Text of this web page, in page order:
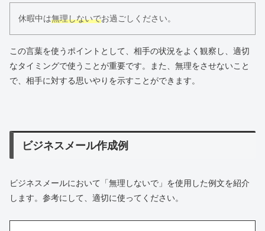
休暇中は無理しないでお過ごしください。
この言葉を使うポイントとして、相手の状況をよく観察し、適切
なタイミングで使うことが重要です。また、無理をさせないこと
で、相手に対する思いやりを示すことができます。
ビジネスメール作成例
ビジネスメールにおいて「無理しないで」を使用した例文を紹介
します。参考にして、適切に使ってください。